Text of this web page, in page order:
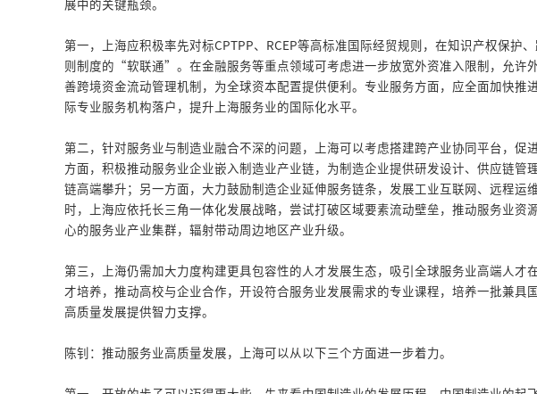
展中的关键瓶颈。
第一，上海应积极率先对标CPTPP、RCEP等高标准国际经贸规则，在知识产权保护
则制度的“软联通”。在金融服务等重点领域可考虑进一步放宽外资准入限制，允许
善跨境资金流动管理机制，为全球资本配置提供便利。专业服务方面，应全面加快推
际专业服务机构落户，提升上海服务业的国际化水平。
第二，针对服务业与制造业融合不深的问题，上海可以考虑搭建跨产业协同平台，
方面，积极推动服务业企业嵌入制造业产业链，为制造企业提供研发设计、供应链管
链高端攀升；另一方面，大力鼓励制造企业延伸服务链条，发展工业互联网、远程运
时，上海应依托长三角一体化发展战略，尝试打破区域要素流动壁垒，推动服务业资
心的服务业产业集群，辐射带动周边地区产业升级。
第三，上海仍需加大力度构建更具包容性的人才发展生态，吸引全球服务业高端人才
才培养，推动高校与企业合作，开设符合服务业发展需求的专业课程，培养一批兼具
高质量发展提供智力支撑。
陈钊：推动服务业高质量发展，上海可以从以下三个方面进一步着力。